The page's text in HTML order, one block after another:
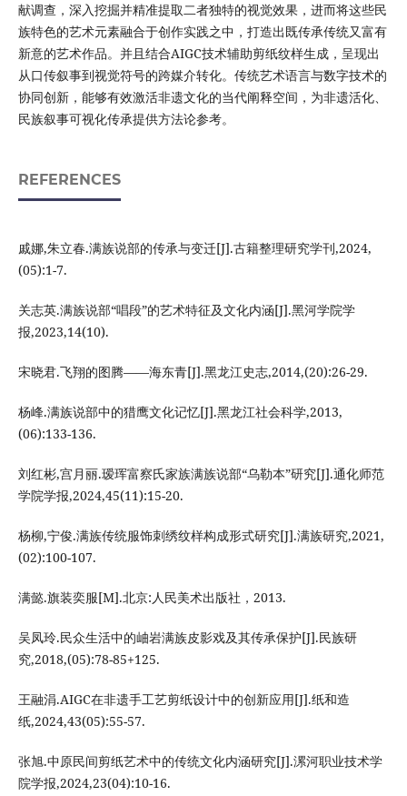
献调查，深入挖掘并精准提取二者独特的视觉效果，进而将这些民
族特色的艺术元素融合于创作实践之中，打造出既传承传统又富有
新意的艺术作品。并且结合AIGC技术辅助剪纸纹样生成，呈现出
从口传叙事到视觉符号的跨媒介转化。传统艺术语言与数字技术的
协同创新，能够有效激活非遗文化的当代阐释空间，为非遗活化、
民族叙事可视化传承提供方法论参考。
REFERENCES
戚娜,朱立春.满族说部的传承与变迁[J].古籍整理研究学刊,2024,
(05):1-7.
关志英.满族说部“唱段”的艺术特征及文化内涵[J].黑河学院学
报,2023,14(10).
宋晓君.飞翔的图腾——海东青[J].黑龙江史志,2014,(20):26-29.
杨峰.满族说部中的猎鹰文化记忆[J].黑龙江社会科学,2013,
(06):133-136.
刘红彬,宫月丽.瑷珲富察氏家族满族说部“乌勒本”研究[J].通化师范
学院学报,2024,45(11):15-20.
杨柳,宁俊.满族传统服饰刺绣纹样构成形式研究[J].满族研究,2021,
(02):100-107.
满懿.旗装奕服[M].北京:人民美术出版社，2013.
吴凤玲.民众生活中的岫岩满族皮影戏及其传承保护[J].民族研
究,2018,(05):78-85+125.
王融涓.AIGC在非遗手工艺剪纸设计中的创新应用[J].纸和造
纸,2024,43(05):55-57.
张旭.中原民间剪纸艺术中的传统文化内涵研究[J].漯河职业技术学
院学报,2024,23(04):10-16.